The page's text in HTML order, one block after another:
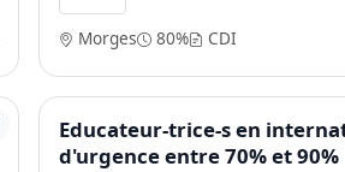
Morges 80% CDI
Educateur-trice-s en
d'urgence entre 70% et 90%